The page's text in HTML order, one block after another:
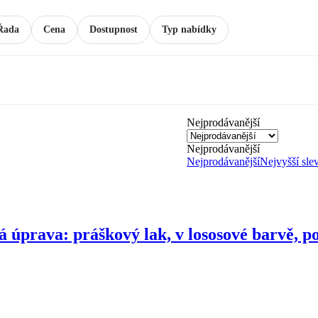
Cena Dostupnost Typ nabídky
Nejprodávanější
Nejprodávanější
NejprodávanějšíNejvyšší
úprava: práškový lak, v lososové barvě,